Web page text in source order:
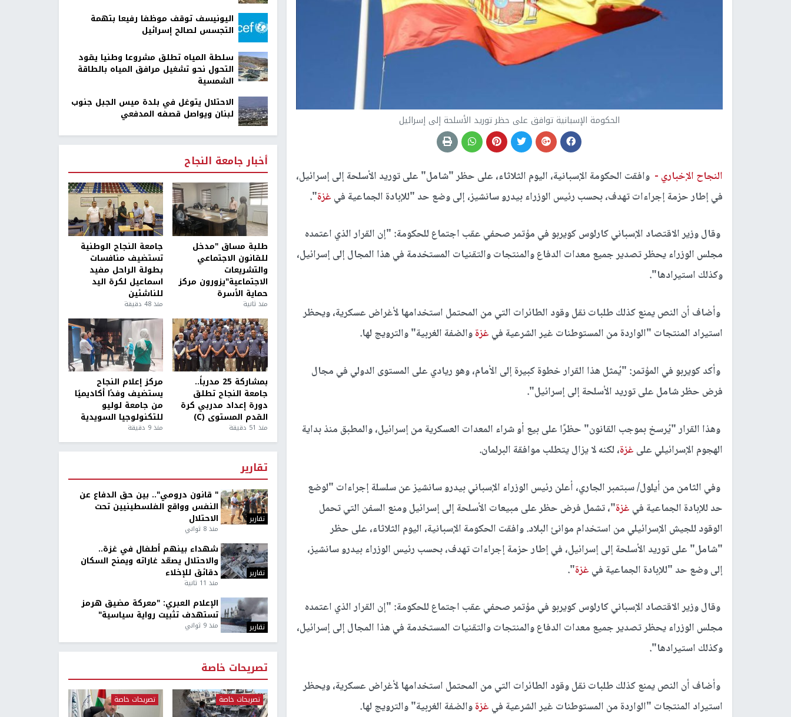
الحكومة الإسبانية توافق على حظر توريد الأسلحة إلى إسرائيل
النجاح الإخباري - وافقت الحكومة الإسبانية، اليوم الثلاثاء، على حظر "شامل" على توريد الأسلحة إلى إسرائيل،
في إطار حزمة إجراءات تهدف، بحسب رئيس الوزراء بيدرو سانشيز، إلى وضع حد "للإبادة الجماعية في غزة".
وقال وزير الاقتصاد الإسباني كارلوس كويربو في مؤتمر صحفي عقب اجتماع للحكومة: "إن القرار الذي اعتمده
مجلس الوزراء يحظر تصدير جميع معدات الدفاع والمنتجات والتقنيات المستخدمة في هذا المجال إلى إسرائيل،
وكذلك استيرادها".
وأضاف أن النص يمنع كذلك طلبات نقل وقود الطائرات التي من المحتمل استخدامها لأغراض عسكرية، ويحظر
استيراد المنتجات "الواردة من المستوطنات غير الشرعية في غزةوالضفة الغربية" والترويج لها.
وأكد كويربو في المؤتمر: "يُمثل هذا القرار خطوة كبيرة إلى الأمام، وهو ريادي على المستوى الدولي في مجال
فرض حظر شامل على توريد الأسلحة إلى إسرائيل".
وهذا القرار "يُرسخ بموجب القانون" حظرًا على بيع أو شراء المعدات العسكرية من إسرائيل، والمطبق منذ بداية
الهجوم الإسرائيلي على غزة، لكنه لا يزال يتطلب موافقة البرلمان.
وفي الثامن من أيلول/ سبتمبر الجاري، أعلن رئيس الوزراء الإسباني بيدرو سانشيز عن سلسلة إجراءات "لوضع
حد للإبادة الجماعية في غزة"، تشمل فرض حظر على مبيعات الأسلحة إلى إسرائيل ومنع السفن التي تحمل
الوقود للجيش الإسرائيلي من استخدام موانئ البلاد. وافقت الحكومة الإسبانية، اليوم الثلاثاء، على حظر
"شامل" على توريد الأسلحة إلى إسرائيل، في إطار حزمة إجراءات تهدف، بحسب رئيس الوزراء بيدرو سانشيز،
إلى وضع حد "للإبادة الجماعية في غزة".
وقال وزير الاقتصاد الإسباني كارلوس كويربو في مؤتمر صحفي عقب اجتماع للحكومة: "إن القرار الذي اعتمده
مجلس الوزراء يحظر تصدير جميع معدات الدفاع والمنتجات والتقنيات المستخدمة في هذا المجال إلى إسرائيل،
وكذلك استيرادها".
وأضاف أن النص يمنع كذلك طلبات نقل وقود الطائرات التي من المحتمل استخدامها لأغراض عسكرية، ويحظر
استيراد المنتجات "الواردة من المستوطنات غير الشرعية في غزةوالضفة الغربية" والترويج لها.
اليونيسف توقف موظفا رفيعا بتهمة
التجسس لصالح إسرائيل
سلطة المياه تطلق مشروعا وطنيا يقود
التحول نحو تشغيل مرافق المياه بالطاقة
الشمسية
الاحتلال يتوغل في بلدة ميس الجبل جنوب
لبنان ويواصل قصفه المدفعي
أخبار جامعة النجاح
طلبة مساق "مدخل
للقانون الاجتماعي
والتشريعات
الاجتماعية"يزورون مركز
حماية الأسرة
منذ ثانية
جامعة النجاح الوطنية
تستضيف منافسات
بطولة الراحل مفيد
اسماعيل لكرة اليد
للناشئين
منذ 48 دقيقة
بمشاركة 25 مدرباً..
جامعة النجاح تطلق
دورة إعداد مدربي كرة
القدم المستوى (C)
منذ 51 دقيقة
مركز إعلام النجاح
يستضيف وفدًا أكاديميًا
من جامعة لوليو
للتكنولوجيا السويدية
منذ 9 دقيقة
تقارير
تقارير
" قانون درومي".. بين حق الدفاع عن
النفس وواقع الفلسطينيين تحت
الاحتلال
منذ 8 ثواني
تقارير
شهداء بينهم أطفال في غزة..
والاحتلال يصعّد غاراته ويمنح السكان
دقائق للإخلاء
منذ 11 ثانية
تقارير
الإعلام العبري: "معركة مضيق هرمز
تستهدف تثبيت رواية سياسية"
منذ 9 ثواني
تصريحات خاصة
تصريحات خاصة تصريحات خاصة